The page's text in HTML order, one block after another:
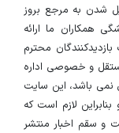
شدن به مرجع بروز
همکاران ما ارائه
محترم
و خصوصی اداره
نمی باشد، این سایت
لازم است که
و سقم اخبار منتشر